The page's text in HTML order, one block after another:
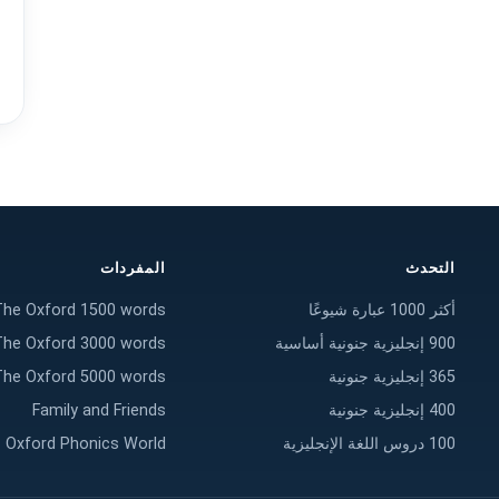
التحدث
أكثر 1000 عبارة شيوعًا
900 إنجليزية جنونية أساسية
365 إنجليزية جنونية
400 إنجليزية جنونية
100 دروس اللغة الإنجليزية
المفردات
Oxford 1500 words
Oxford 3000 words
Oxford 5000 words
Family and Friends
Oxford Phonics World